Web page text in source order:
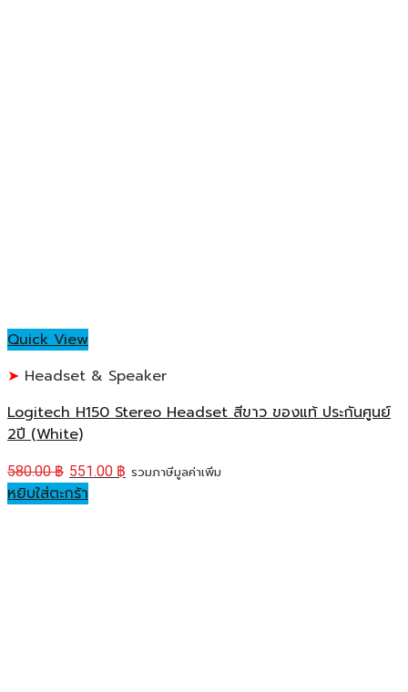
Quick View
Headset & Speaker
Logitech H150 Stereo Headset สีขาว ของแท้ ประกันศูนย์
2ปี (White)
580.00฿ 551.00 ฿ รวมภาษีมูลค่าเพิ่ม
หยิบใส่ตะกร้า